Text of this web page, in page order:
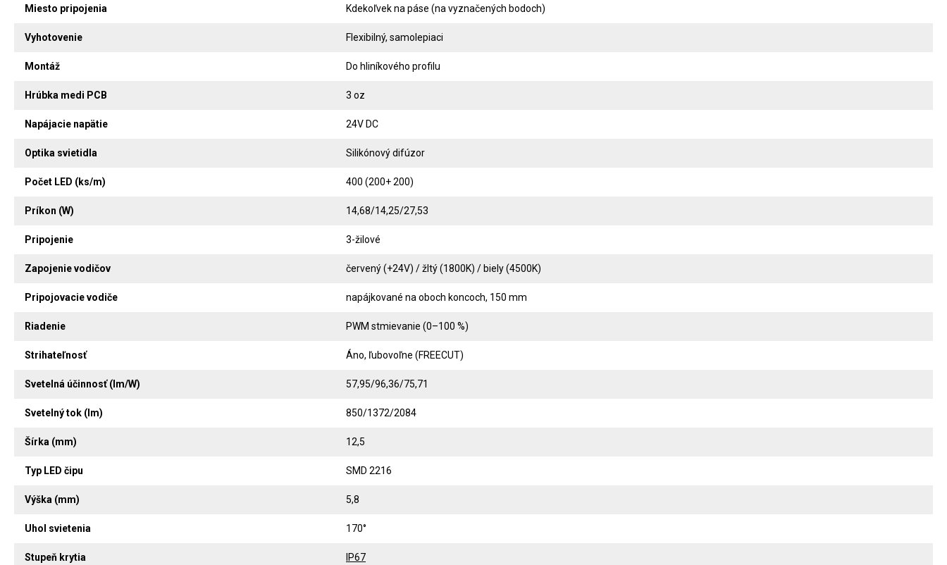
Miesto pripojenia Kdekoľvek na páse (na vyznačených bodoch)
Vyhotovenie Flexibilný, samolepiaci
Montáž Do hliníkového profilu
Hrúbka medi PCB 3 oz
Napájacie napätie 24V DC
Optika svietidla Silikónový difúzor
Počet LED (ks/m) 400 (200+ 200)
Príkon (W) 14,68/14,25/27,53
Pripojenie 3-žilové
Zapojenie vodičov červený (+24V) / žltý (1800K) / biely (4500K)
Pripojovacie vodiče napájkované na oboch koncoch, 150 mm
Riadenie PWM stmievanie (0–100 %)
Strihateľnosť Áno, ľubovoľne (FREECUT)
Svetelná účinnosť (lm/W) 57,95/96,36/75,71
Svetelný tok (lm) 850/1372/2084
Šírka (mm) 12,5
Typ LED čipu SMD 2216
Výška (mm) 5,8
Uhol svietenia 170°
Stupeň krytia IP67